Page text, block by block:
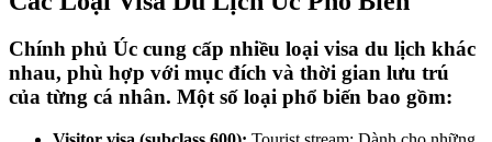
Chính phủ Úc cung cấp nhiều loại visa du lịch khác
nhau, phù hợp với mục đích và thời gian lưu trú
của từng cá nhân. Một số loại phổ biến bao gồm: